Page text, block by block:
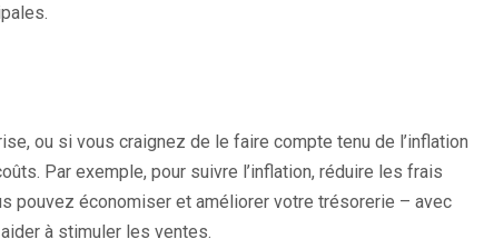
ou si vous craignez de le faire compte tenu de l’inflation
Par exemple, pour suivre l’inflation, réduire les frais
pouvez économiser et améliorer votre trésorerie – avec
à stimuler les ventes.